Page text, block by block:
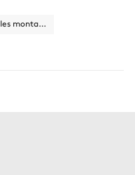
Vue panoramique sur les montagnes